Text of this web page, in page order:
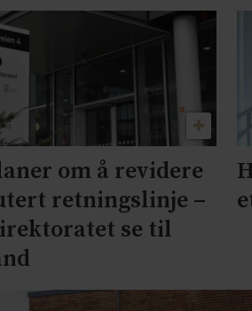
om å revidere
retningslinje –
se til